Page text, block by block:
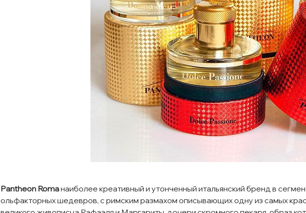
Pantheon Romaнаиболее креативный и утонченный итальянский бренд в
ольфакторных шедевров, с римским размахом описывающих одну из самых